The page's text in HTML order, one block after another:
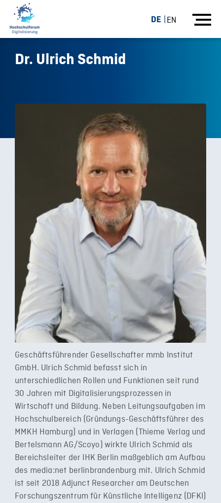
DE EN
Dr. Ulrich Schmid
Geschäftsführender Gesellschafter mmb Institut
GmbH. Ulrich Schmid befasst sich in
unterschiedlichen Rollen und Funktionen seit rund
30 Jahren mit Digitalisierungsprozessen in
Wirtschaft und Bildung. Neben Leitungsaufgaben im
Hochschulbereich (Gründungs-Geschäftsführer des
MMKH Hamburg) und in Verlagen (Thieme Verlag und
Bertelsmann AG/Scoyo) wirkte Ulrich Schmid als
Bereichsleiter der IHK Berlin maßgeblich am Aufbau
des media:net berlinbrandenburg mit. Ulrich Schmid
ist seit 2018 Adjunct Researcher am Deutschen
Forschungszentrum für Künstliche Intelligenz (DFKI)